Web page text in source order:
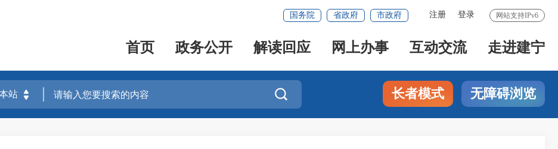
网站支持IPv6
注册 登录
国务院 省政府 市政府
首页 政务公开 解读回应 网上办事 互动交流 走进建宁
 长者模式 无障碍浏览